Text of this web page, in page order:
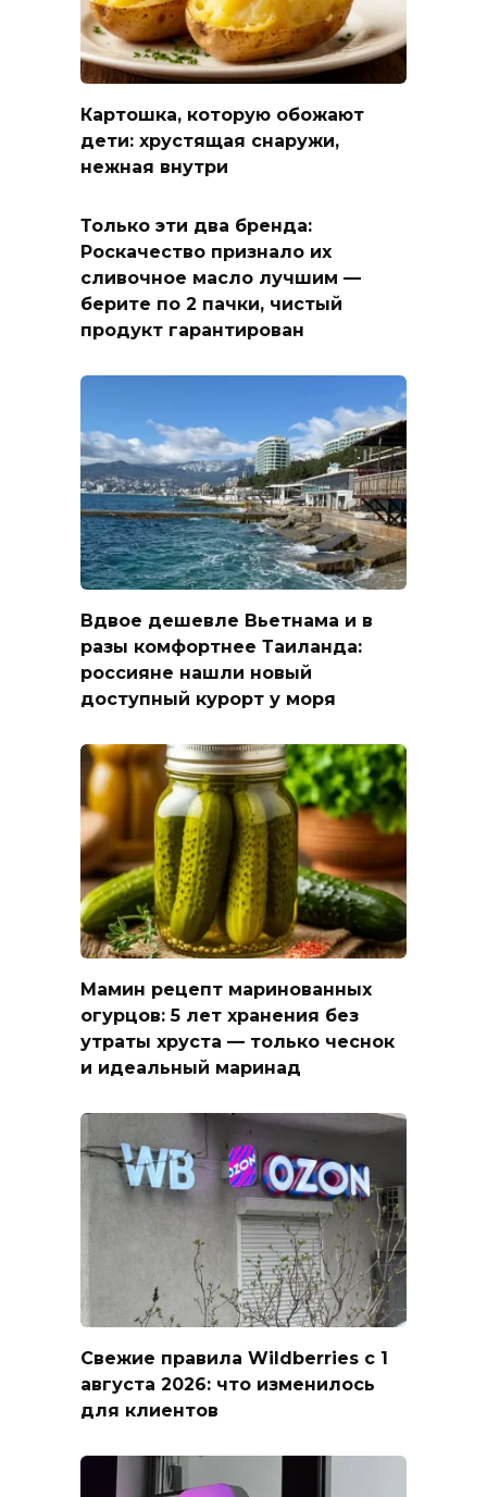
Картошка, которую обожают
дети: хрустящая снаружи,
нежная внутри
Только эти два бренда:
Роскачество признало их
сливочное масло лучшим —
берите по 2 пачки, чистый
продукт гарантирован
Вдвое дешевле Вьетнама и в
разы комфортнее Таиланда:
россияне нашли новый
доступный курорт у моря
Мамин рецепт маринованных
огурцов: 5 лет хранения без
утраты хруста — только чеснок
и идеальный маринад
Свежие правила Wildberries с 1
августа 2026: что изменилось
для клиентов